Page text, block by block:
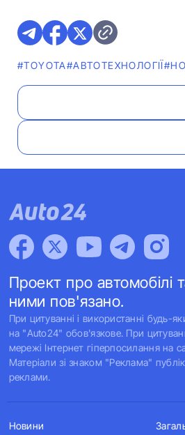
#TOYOTA#АВТОТЕХНОЛОГІЇ
Проект про автомобілі
ними пов'язано.
При цитуванні і використанні будь-
на "Auto24" обов'язкове. При
мережі Інтернет гіперпосилання на
Матеріали зі знаком "Реклама"
реклами.
Новини